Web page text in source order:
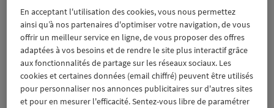
29 septembre 2020
En acceptant l'utilisation des cookies, vous nous permettez
ainsi qu’à nos partenaires d'optimiser votre navigation, de vous
offrir un meilleur service en ligne, de vous proposer des offres
adaptées à vos besoins et de rendre le site plus interactif grâce
aux fonctionnalités de partage sur les réseaux sociaux. Les
cookies et certaines données (email chiffré) peuvent être utilisés
pour personnaliser nos annonces publicitaires sur d'autres sites
et pour en mesurer l'efficacité. Sentez-vous libre de paramétrer